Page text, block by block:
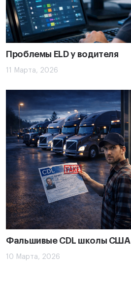
Проблемы ELD у водителя
11 Марта, 2026
Фальшивые CDL школы США
10 Марта, 2026